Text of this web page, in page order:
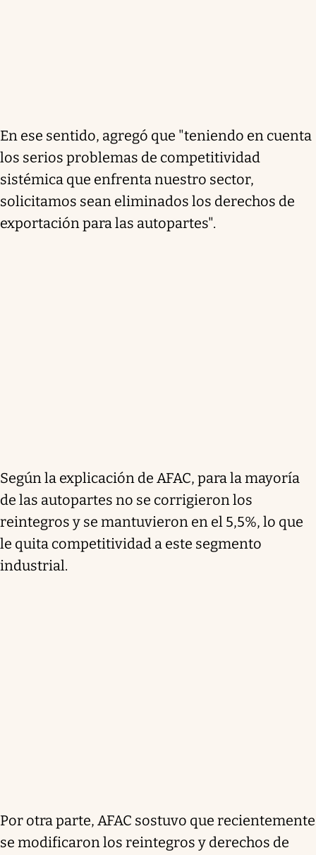
En ese sentido, agregó que "teniendo en cuenta
los serios problemas de competitividad
sistémica que enfrenta nuestro sector,
solicitamos sean eliminados los derechos de
exportación para las autopartes".
Según la explicación de AFAC, para la mayoría
de las autopartes no se corrigieron los
reintegros y se mantuvieron en el 5,5%, lo que
le quita competitividad a este segmento
industrial.
Por otra parte, AFAC sostuvo que recientemente
se modificaron los reintegros y derechos de